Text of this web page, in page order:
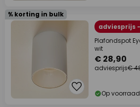
% korting in bulk
adviesprijs
Plafondspot
wit
€ 28,90
adviesprijs€
Op voorraad